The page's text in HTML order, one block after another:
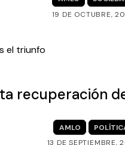
19 DE OCTUBRE,
el triunfo
recuperación
AMLO
13 DE SEPTIEMBRE,